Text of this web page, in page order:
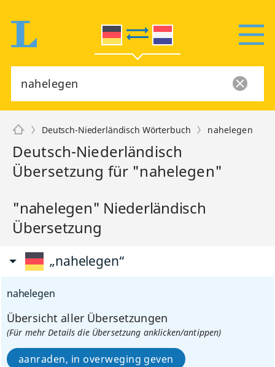
Deutsch-Niederländisch Wörterbuch nahelegen
Deutsch-Niederländisch
Übersetzung für "nahelegen"
"nahelegen" Niederländisch
Übersetzung
„nahelegen“
nahelegen
Übersicht aller Übersetzungen
(Für mehr Details die Übersetzung anklicken/antippen)
aanraden, in overweging geven